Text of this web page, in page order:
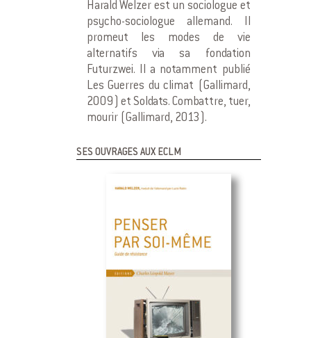
Harald Welzer est un sociologue et
psycho-sociologue allemand. Il
promeut les modes de vie
alternatifs via sa fondation
Futurzwei. Il a notamment publié
Les Guerres du climat (Gallimard,
2009) et Soldats. Combattre, tuer,
mourir (Gallimard, 2013).
SES OUVRAGES AUX ECLM